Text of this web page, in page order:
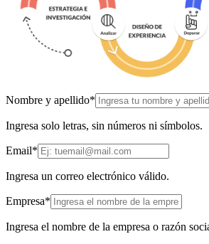
Nombre y apellido*
Ingresa solo letras, sin números ni símbolos.
Email*
Ingresa un correo electrónico válido.
Empresa*
Ingresa el nombre de la empresa o razón